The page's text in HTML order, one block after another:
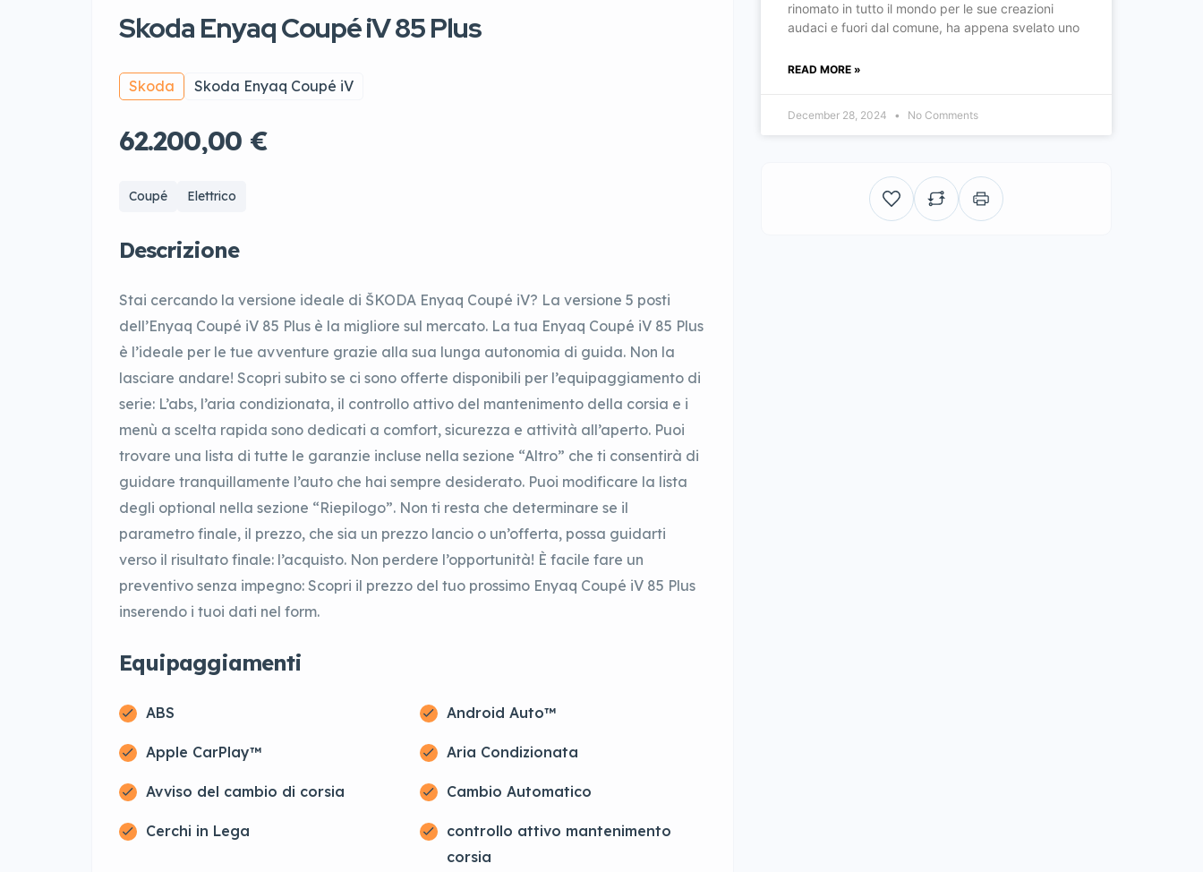
Skoda Enyaq Coupé iV 85 Plus
Skoda Skoda Enyaq Coupé iV
62.200,00 €
Coupé Elettrico
Descrizione
Stai cercando la versione ideale di ŠKODA Enyaq Coupé iV? La versione 5 posti
dell’Enyaq Coupé iV 85 Plus è la migliore sul mercato. La tua Enyaq Coupé iV 85 Plus
è l’ideale per le tue avventure grazie alla sua lunga autonomia di guida. Non la
lasciare andare! Scopri subito se ci sono offerte disponibili per l’equipaggiamento di
serie: L’abs, l’aria condizionata, il controllo attivo del mantenimento della corsia e i
menù a scelta rapida sono dedicati a comfort, sicurezza e attività all’aperto. Puoi
trovare una lista di tutte le garanzie incluse nella sezione “Altro” che ti consentirà di
guidare tranquillamente l’auto che hai sempre desiderato. Puoi modificare la lista
degli optional nella sezione “Riepilogo”. Non ti resta che determinare se il
parametro finale, il prezzo, che sia un prezzo lancio o un’offerta, possa guidarti
verso il risultato finale: l’acquisto. Non perdere l’opportunità! È facile fare un
preventivo senza impegno: Scopri il prezzo del tuo prossimo Enyaq Coupé iV 85 Plus
inserendo i tuoi dati nel form.
Equipaggiamenti
ABS Android Auto™
Apple CarPlay™ Aria Condizionata
Avviso del cambio di corsia Cambio Automatico
Cerchi in Lega
controllo attivo mantenimento
corsia
rinomato in tutto il mondo per le sue creazioni
audaci e fuori dal comune, ha appena svelato uno
READ MORE »
December 28, 2024 No Comments